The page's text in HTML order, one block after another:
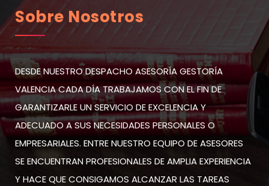
Sobre Nosotros
DESDE NUESTRO DESPACHO ASESORÍA GESTORÍA
VALENCIA CADA DÍA TRABAJAMOS CON EL FIN DE
GARANTIZARLE UN SERVICIO DE EXCELENCIA Y
ADECUADO A SUS NECESIDADES PERSONALES O
EMPRESARIALES. ENTRE NUESTRO EQUIPO DE ASESORES
SE ENCUENTRAN PROFESIONALES DE AMPLIA EXPERIENCIA
Y HACE QUE CONSIGAMOS ALCANZAR LAS TAREAS